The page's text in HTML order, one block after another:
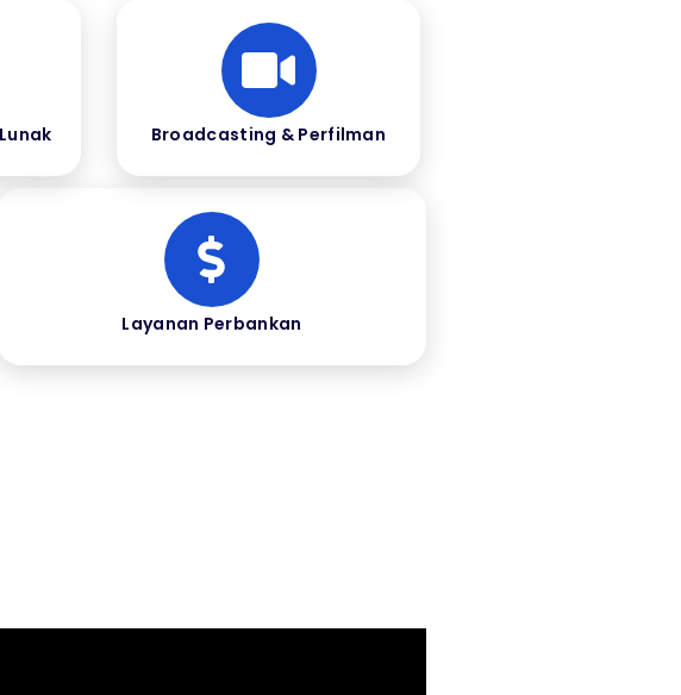
Broadcasting & Perfilman
Layanan Perbankan